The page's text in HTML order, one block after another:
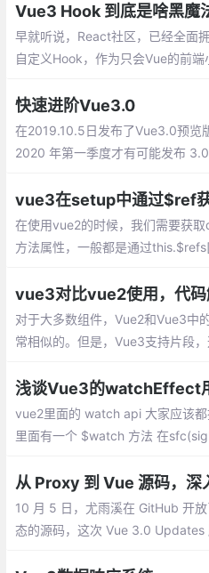
Vue3 Hook 到底是啥黑魔
早就听说，React社区，已经全面
自定义Hook，作为只会Vue的前
快速进阶Vue3.0
在2019.10.5日发布了Vue3.0预览
2020 年第一季度才有可能发布
vue3在setup中通过$ref
在使用vue2的时候，我们需要获
方法属性，一般都是通过
vue3对比vue2使用，代码
对于大多数组件，Vue2和Vue3中
常相似的。但是，Vue3支持片段
用。但是，在本例中，表单组件的
浅谈Vue3的watchEffect
vue2里面的 watch api 大家应该
里面有一个 $watch 方法 在
的行为
从 Proxy 到 Vue 源码，
10 月 5 日，尤雨溪在 GitHub 开
态的源码，这次 Vue 3.0 Updates